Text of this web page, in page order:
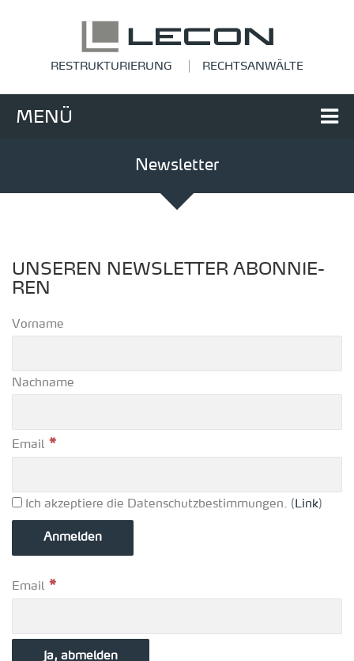
RESTRUKTURIERUNG RECHTSANWÄLTE
MENÜ
Newsletter
UN­SE­REN NEWS­LET­TER ABON­NIE­
REN
Vorname
Nachname
Email *
Ich akzeptiere die Datenschutzbestimmungen. (Link)
Email *